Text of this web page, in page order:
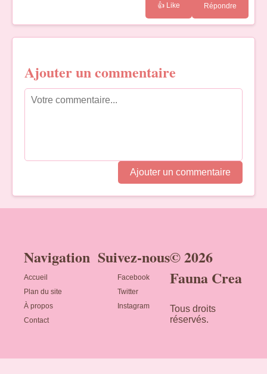
👍 Like Répondre
Ajouter un commentaire
Ajouter un commentaire
Navigation
Accueil
Plan du site
À propos
Contact
Suivez-nous
Facebook
Twitter
Instagram
© 2026
Fauna Crea
Tous droits
réservés.